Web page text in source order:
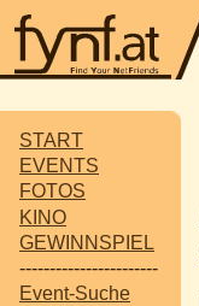
START
EVENTS
FOTOS
KINO
GEWINNSPIEL
-----------------------
Event-Suche